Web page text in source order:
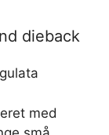
dieback
med